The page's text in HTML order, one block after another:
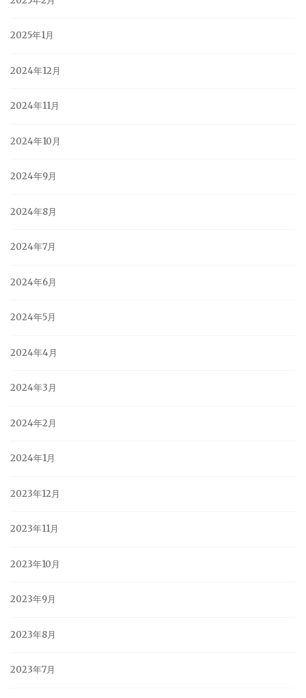
2025年1月
2024年12月
2024年11月
2024年10月
2024年9月
2024年8月
2024年7月
2024年6月
2024年5月
2024年4月
2024年3月
2024年2月
2024年1月
2023年12月
2023年11月
2023年10月
2023年9月
2023年8月
2023年7月